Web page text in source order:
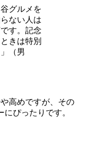
グルメを
ない人は
す。記念
きは特別
（男
高めですが、その
ぴったりです。